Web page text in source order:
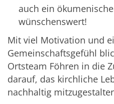
auch ein
wünschenswert!
Mit viel Motivation und
Gemeinschaftsgefühl
Ortsteam Föhren in die
darauf, das kirchliche
nachhaltig